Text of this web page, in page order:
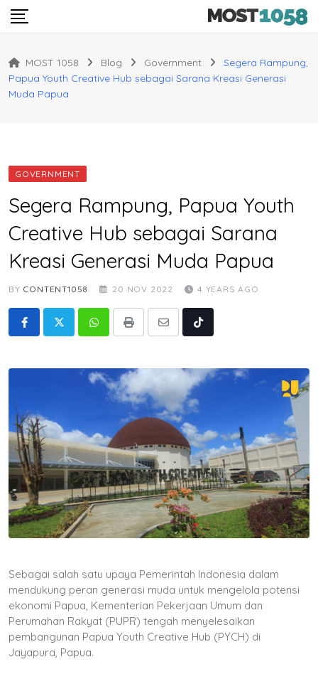
Skip
MOST 1058 Blog Government
Segera Rampung,
Papua Youth Creative Hub sebagai Sarana Kreasi Generasi
Muda Papua
GOVERNMENT
Segera Rampung, Papua Youth
Creative Hub sebagai Sarana
Kreasi Generasi Muda Papua
BY CONTENT1058 20 NOV 2022 4 YEARS AGO
WhatsappPrint
Share
Tiktok
Sebagai salah satu upaya Pemerintah Indonesia dalam
mendukung peran generasi muda untuk mengelola potensi
ekonomi Papua, Kementerian Pekerjaan Umum dan
Perumahan Rakyat (PUPR) tengah menyelesaikan
pembangunan Papua Youth Creative Hub (PYCH) di
Jayapura, Papua.